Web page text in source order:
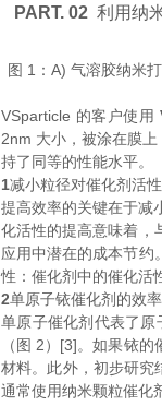
PART. 02 利用纳
图 1：A) 气溶胶纳
VSparticle 的客户使用
2nm 大小，被涂在膜上
持了同等的性能水平。
1减小粒径对催化剂活
提高效率的关键在于减小
化活性的提高意味着
应用中潜在的成本节约
性：催化剂中的催化
2单原子铱催化剂的效率
单原子催化剂代表了原
（图 2）[3]。如果
材料。此外，初步
通常使用纳米颗粒催化剂